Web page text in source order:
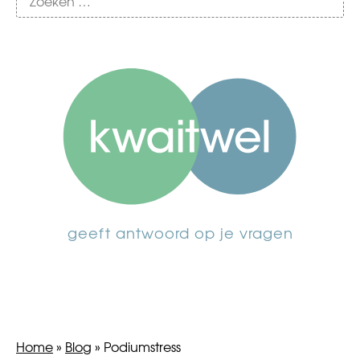
geeft antwoord op je vragen
Home» Blog » Podiumstress